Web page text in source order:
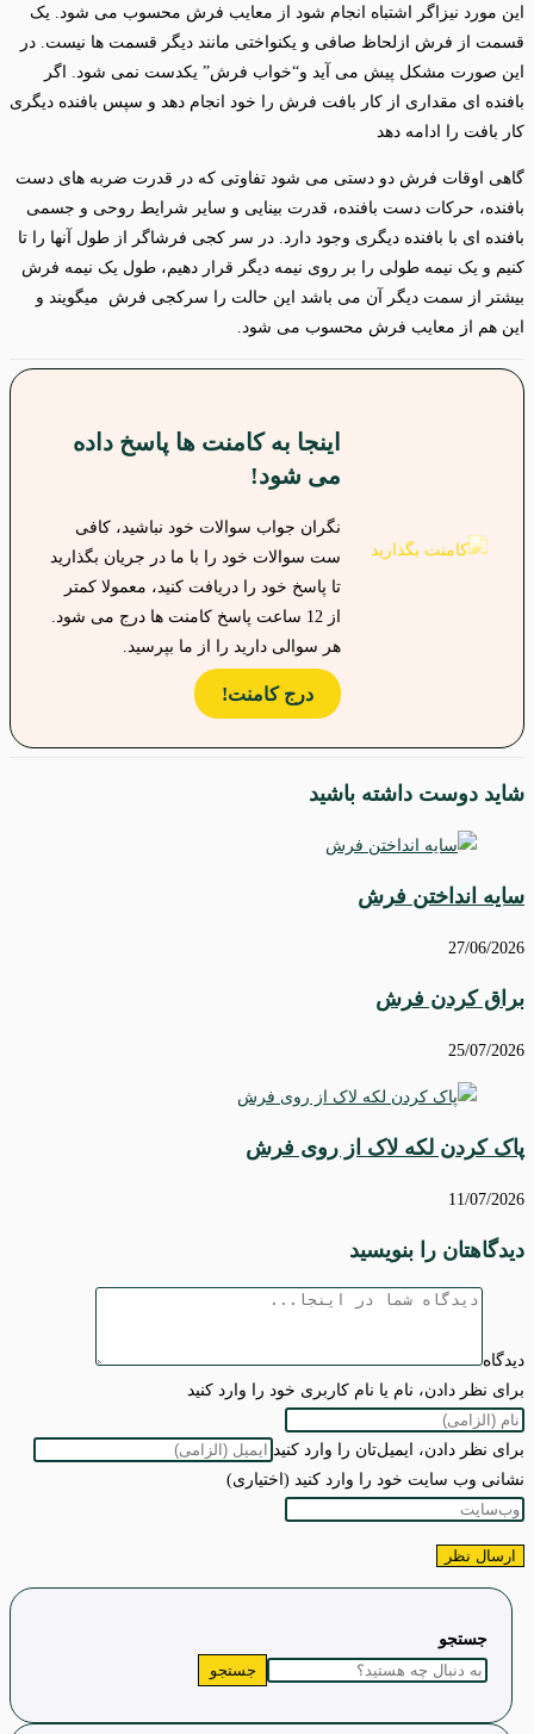
این مورد نیزاگر اشتباه انجام شود از معایب فرش محسوب می شود. یک
قسمت از فرش ازلحاظ صافی و یکنواختی مانند دیگر قسمت ها نیست. در
این صورت مشکل پیش می آید و“خواب فرش” یکدست نمی شود. اگر
بافنده ای مقداری از کار بافت فرش را خود انجام دهد و سپس بافنده دیگری
کار بافت را ادامه دهد
گاهی اوقات فرش دو دستی می شود تفاوتی که در قدرت ضربه های دست
بافنده، حرکات دست بافنده، قدرت بینایی و سایر شرایط روحی و جسمی
بافنده ای با بافنده دیگری وجود دارد. در سر کجی فرشاگر از طول آنها را تا
کنیم و یک نیمه طولی را بر روی نیمه دیگر قرار دهیم، طول یک نیمه فرش
بیشتر از سمت دیگر آن می باشد این حالت را سرکجی فرش میگویند و
این هم از معایب فرش محسوب می شود.
اینجا به کامنت ها پاسخ داده
می شود!
نگران جواب سوالات خود نباشید، کافی
ست سوالات خود را با ما در جریان بگذارید
تا پاسخ خود را دریافت کنید، معمولا کمتر
از 12 ساعت پاسخ کامنت ها درج می شود.
هر سوالی دارید را از ما بپرسید.
درج کامنت!
شاید دوست داشته باشید
سایه انداختن فرش
27/06/2026
براق کردن فرش
25/07/2026
پاک کردن لکه لاک از روی فرش
11/07/2026
دیدگاهتان را بنویسید
دیدگاه
برای نظر دادن، نام یا نام کاربری خود را وارد کنید
برای نظر دادن، ایمیل‌تان را وارد کنید
نشانی وب سایت خود را وارد کنید (اختیاری)
جستجو
جستجو